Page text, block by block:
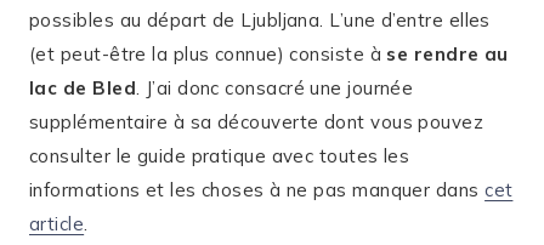
possibles au départ de Ljubljana. L’une d’entre elles
(et peut-être la plus connue) consiste à se rendre au
lac de Bled. J’ai donc consacré une journée
supplémentaire à sa découverte dont vous pouvez
consulter le guide pratique avec toutes les
informations et les choses à ne pas manquer danscet
article.